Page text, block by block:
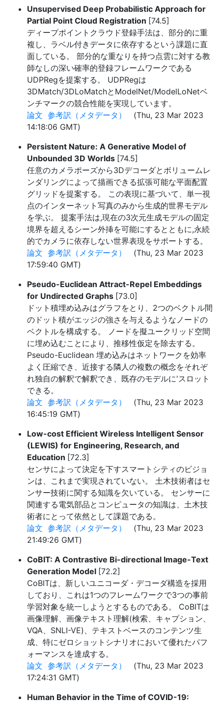
Unsupervised Deep Probabilistic Approach for
Partial Point Cloud Registration [74.5]
ディープポイントクラウド登録手法は、部分的に重
複し、ラベル付きデータに依存するという課題に直
面している。 部分的な重なりを持つ点雲に対する教
師なしの深い確率的登録フレームワークである
UDPRegを提案する。 UDPRegは
3DMatch/3DLoMatchとModelNet/ModelLoNetベ
ンチマークの競合性能を実現しています。
論文 参考訳（メタデータ）
(Thu, 23 Mar 2023
14:18:06 GMT)
Persistent Nature: A Generative Model of
Unbounded 3D Worlds [74.5]
任意のカメラポーズから3Dデコーダとボリュームレ
ンダリングによって描画できる拡張可能な平面配置
グリッドを提案する。 この表現に基づいて、単一視
点のインターネット写真のみから生成的世界モデル
を学ぶ。 提案手法は,現在の3次元生成モデルの固定
境界を超えるシーン外挿を可能にするとともに,永続
的でカメラに依存しない世界表現をサポートする。
論文 参考訳（メタデータ）
(Thu, 23 Mar 2023
17:59:40 GMT)
Pseudo-Euclidean Attract-Repel Embeddings
for Undirected Graphs [73.0]
ドット積埋め込みはグラフをとり、2つのベクトル間
のドット積がエッジの強さを与えるようなノードの
ベクトルを構成する。 ノードを擬ユークリッド空間
に埋め込むことにより、推移性仮定を除去する。
Pseudo-Euclidean 埋め込みはネットワークを効率
よく圧縮でき、近接する隣人の複数の概念をそれぞ
れ独自の解釈で解釈でき、既存のモデルに'スロット
できる。
論文 参考訳（メタデータ）
(Thu, 23 Mar 2023
16:45:19 GMT)
Low-cost Efficient Wireless Intelligent Sensor
(LEWIS) for Engineering, Research, and
Education [72.3]
センサによって決定を下すスマートシティのビジョ
ンは、これまで実現されていない。 土木技術者はセ
ンサー技術に関する知識を欠いている。 センサーに
関連する電気部品とコンピュータの知識は、土木技
術者にとって依然として課題である。
論文 参考訳（メタデータ）
(Thu, 23 Mar 2023
21:49:26 GMT)
CoBIT: A Contrastive Bi-directional Image-Text
Generation Model [72.2]
CoBITは、新しいユニコーダ・デコーダ構造を採用
しており、これは1つのフレームワークで3つの事前
学習対象を統一しようとするものである。 CoBITは
画像理解、画像テキスト理解(検索、キャプション、
VQA、SNLI-VE)、テキストベースのコンテンツ生
成、特にゼロショットシナリオにおいて優れたパフ
ォーマンスを達成する。
論文 参考訳（メタデータ）
(Thu, 23 Mar 2023
17:24:31 GMT)
Human Behavior in the Time of COVID-19: